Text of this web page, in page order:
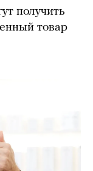
получить
товар